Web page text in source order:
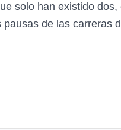
solo han existido
de las carreras